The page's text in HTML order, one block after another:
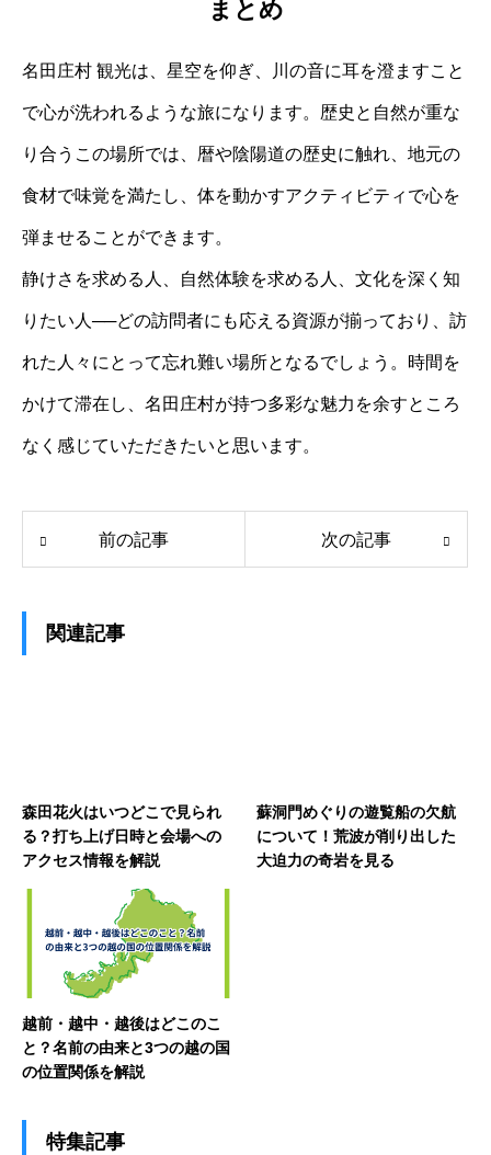
まとめ
名田庄村 観光は、星空を仰ぎ、川の音に耳を澄ますこと
で心が洗われるような旅になります。歴史と自然が重な
り合うこの場所では、暦や陰陽道の歴史に触れ、地元の
食材で味覚を満たし、体を動かすアクティビティで心を
弾ませることができます。
静けさを求める人、自然体験を求める人、文化を深く知
りたい人──どの訪問者にも応える資源が揃っており、訪
れた人々にとって忘れ難い場所となるでしょう。時間を
かけて滞在し、名田庄村が持つ多彩な魅力を余すところ
なく感じていただきたいと思います。
前の記事 次の記事
関連記事
森田花火はいつどこで見られ
る？打ち上げ日時と会場への
アクセス情報を解説
蘇洞門めぐりの遊覧船の欠航
について！荒波が削り出した
大迫力の奇岩を見る
越前・越中・越後はどこのこ
と？名前の由来と3つの越の国
の位置関係を解説
特集記事